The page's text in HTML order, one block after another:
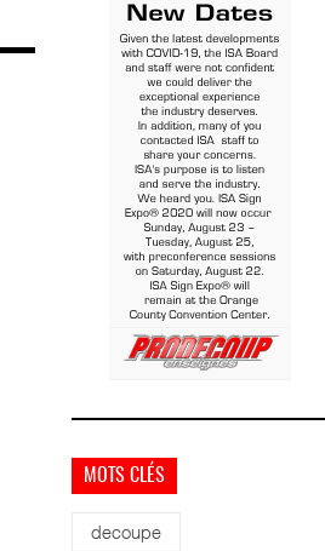
MOTS CLÉS
decoupe